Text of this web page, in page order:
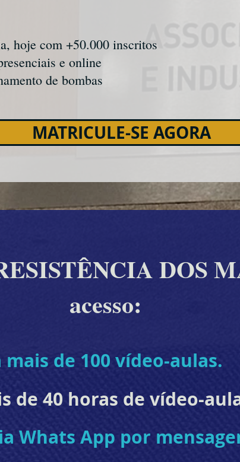
hoje com +50.000 inscritos
e online
de bombas
MATRICULE-SE AGORA
DOS
acesso:
mais de 100 vídeo-aulas.
de 40 horas de vídeo-
Whats App por